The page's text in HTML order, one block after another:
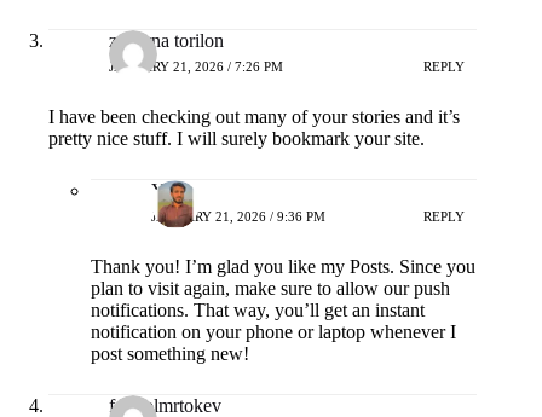
zaborna torilon
JANUARY 21, 2026 / 7:26 PM REPLY
I have been checking out many of your stories and it’s
pretty nice stuff. I will surely bookmark your site.
Yash
JANUARY 21, 2026 / 9:36 PM REPLY
Thank you! I’m glad you like my Posts. Since you
plan to visit again, make sure to allow our push
notifications. That way, you’ll get an instant
notification on your phone or laptop whenever I
post something new!
fdertolmrtokev